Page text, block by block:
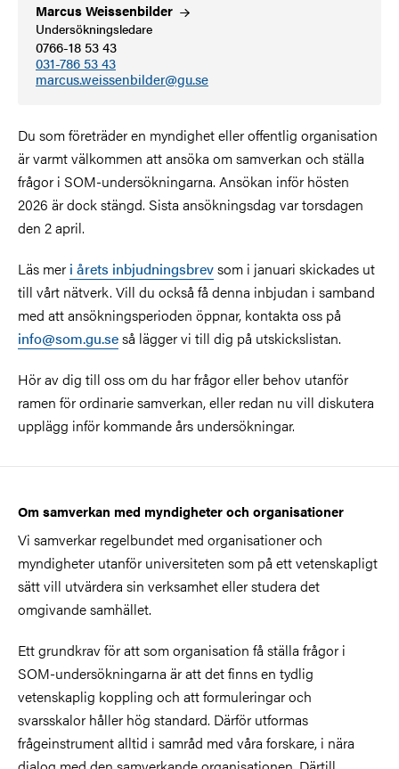
MarcusWeissenbilder
Undersökningsledare
0766-18 53 43
031-786 53 43
marcus.weissenbilder@gu.se
Du som företräder en myndighet eller offentlig organisation
är varmt välkommen att ansöka om samverkan och ställa
frågor i SOM-undersökningarna. Ansökan inför hösten
2026 är dock stängd. Sista ansökningsdag var torsdagen
den 2 april.
Läs mer i årets inbjudningsbrevsom i januari skickades ut
till vårt nätverk. Vill du också få denna inbjudan i samband
med att ansökningsperioden öppnar, kontakta oss på
info@som.gu.seså lägger vi till dig på utskickslistan.
Hör av dig till oss om du har frågor eller behov utanför
ramen för ordinarie samverkan, eller redan nu vill diskutera
upplägg inför kommande års undersökningar.
Om samverkan med myndigheter och organisationer
Vi samverkar regelbundet med organisationer och
myndigheter utanför universiteten som på ett vetenskapligt
sätt vill utvärdera sin verksamhet eller studera det
omgivande samhället.
Ett grundkrav för att som organisation få ställa frågor i
SOM-undersökningarna är att det finns en tydlig
vetenskaplig koppling och att formuleringar och
svarsskalor håller hög standard. Därför utformas
frågeinstrument alltid i samråd med våra forskare, i nära